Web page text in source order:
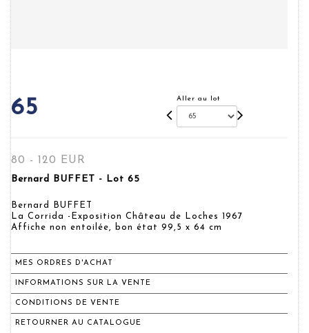
65 Aller au lot
80 - 120 EUR
Bernard BUFFET - Lot 65
Bernard BUFFET
La Corrida -Exposition Château de Loches 1967
Affiche non entoilée, bon état 99,5 x 64 cm
MES ORDRES D'ACHAT
INFORMATIONS SUR LA VENTE
CONDITIONS DE VENTE
RETOURNER AU CATALOGUE